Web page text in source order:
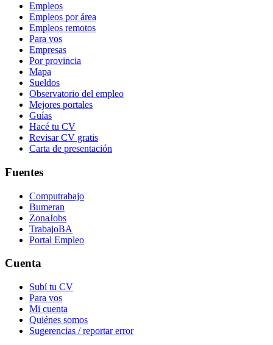
Empleos
Empleos por área
Empleos remotos
Para vos
Empresas
Por provincia
Mapa
Sueldos
Observatorio del empleo
Mejores portales
Guías
Hacé tu CV
Revisar CV gratis
Carta de presentación
Fuentes
Computrabajo
Bumeran
ZonaJobs
TrabajoBA
Portal Empleo
Cuenta
Subí tu CV
Para vos
Mi cuenta
Quiénes somos
Sugerencias / reportar error